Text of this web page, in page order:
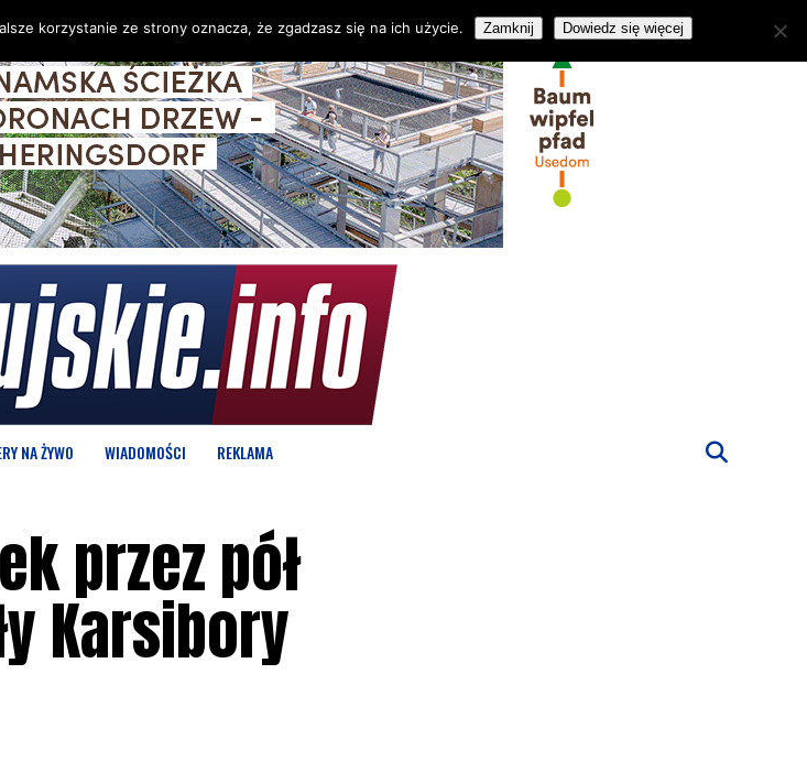
NA ŻYWO WIADOMOŚCI REKLAMA
przez pół
Karsibory
korzystanie ze strony oznacza, że zgadzasz się na ich użycie. Zamknij Dowiedz się więcej